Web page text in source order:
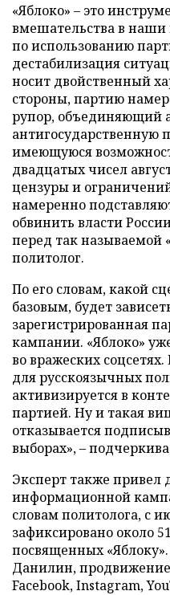
«Яблоко» – это
вмешательства в
по использованию
дестабилизация
носит двойственный
стороны, партию
рупор, объединяющий
антигосударственную
имеющуюся
двадцатых чисел
цензуры и
намеренно
обвинить власти
перед так называемой
политолог.
По его словам, какой
базовым, будет
зарегистрированная
кампании. «Яблоко»
во вражеских
для русскоязычных
активизируется в
партией. Ну и такая
отказывается
выборах», –
Эксперт также привел
информационной
словам политолога, с
зафиксировано около
посвященных
Данилин, продвижение
Facebook, Instagram,